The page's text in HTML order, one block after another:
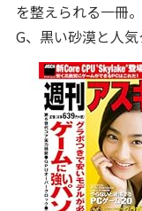
を整えられる一冊
G、黒い砂漠と人気